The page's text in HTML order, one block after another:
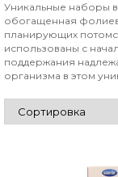
Уникальные наборы
обогащенная
планирующих
использованы с
поддержания
организма в этом